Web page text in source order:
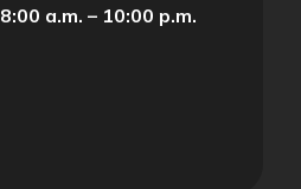
8:00 a.m. – 10:00 p.m.